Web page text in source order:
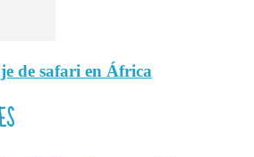
de safari en África